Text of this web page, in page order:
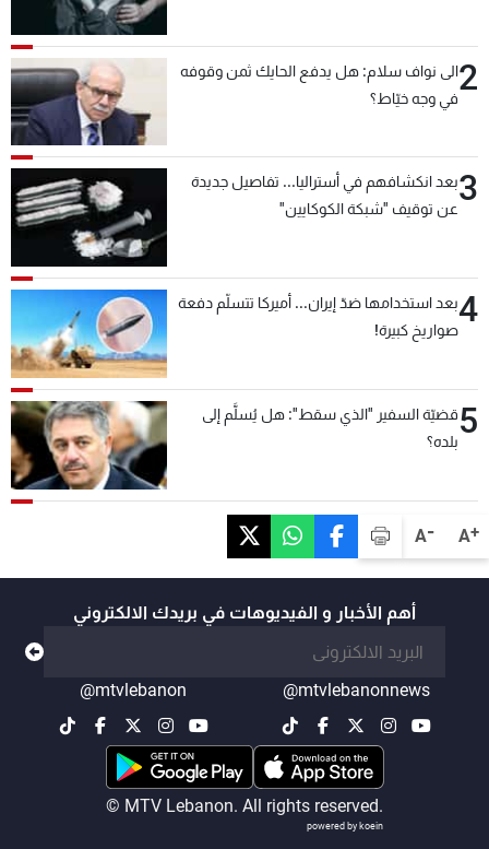
A+
A-
2الى نواف سلام: هل يدفع الحايك ثمن وقوفه
في وجه خيّاط؟
3بعد انكشافهم في أستراليا... تفاصيل جديدة
عن توقيف "شبكة الكوكايين"
4بعد استخدامها ضدّ إيران... أميركا تتسلّم دفعة
صواريخ كبيرة!
5قضيّة السفير "الذي سقط": هل يُسلَّم إلى
بلده؟
أهم الأخبار و الفيديوهات في بريدك الالكتروني
@mtvlebanonnews
@mtvlebanon
© MTV Lebanon. All rights reserved.
powered by koein
شروط الإسـتخدام
سياسة الخصوصية